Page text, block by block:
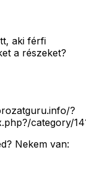
aki férfi
a részeket?
?
category/
Nekem van: